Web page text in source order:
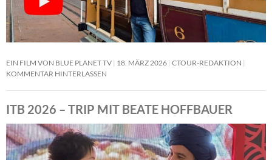
EIN FILM VON BLUE PLANET TV 18. MÄRZ 2026 CTOUR-REDAKTION
KOMMENTAR HINTERLASSEN
ITB 2026 – TRIP MIT BEATE HOFFBAUER